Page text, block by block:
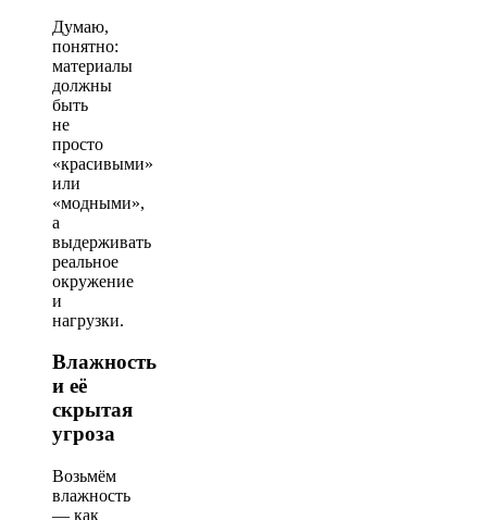
Думаю,
понятно:
материалы
должны
быть
не
просто
«красивыми»
или
«модными»,
а
выдерживать
реальное
окружение
и
нагрузки.
Влажность
и её
скрытая
угроза
Возьмём
влажность
— как